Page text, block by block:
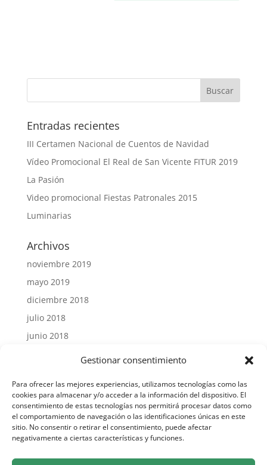
Gestionar consentimiento
Para ofrecer las mejores experiencias, utilizamos tecnologías como las
cookies para almacenar y/o acceder a la información del dispositivo. El
consentimiento de estas tecnologías nos permitirá procesar datos como
el comportamiento de navegación o las identificaciones únicas en este
sitio. No consentir o retirar el consentimiento, puede afectar
negativamente a ciertas características y funciones.
Entradas recientes
III Certamen Nacional de Cuentos de Navidad
Vídeo Promocional El Real de San Vicente FITUR 2019
La Pasión
Video promocional Fiestas Patronales 2015
Luminarias
Archivos
noviembre 2019
mayo 2019
diciembre 2018
julio 2018
junio 2018
Síguenos en Facebook